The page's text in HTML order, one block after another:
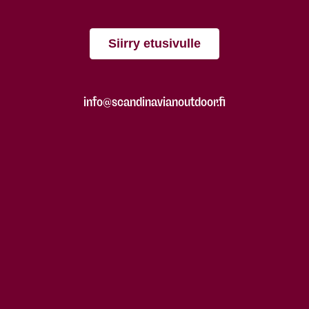
Siirry etusivulle
info@scandinavianoutdoor.fi